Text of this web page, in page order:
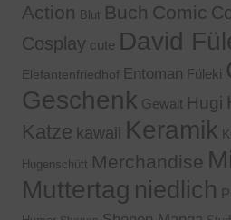
Action Blut Buch Comic
Cosplay cute David
Elefantenfriedhof Entoman Füleki
Geschenk Gewalt Hugi
Katze kawaii Keramik
Hugenschütt Merchandise
Muttertag niedlich